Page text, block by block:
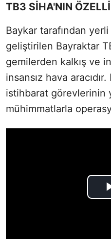
TB3 SİHA'NIN
Baykar tarafından
geliştirilen Bayraktar
gemilerden kalkış ve
insansız hava
istihbarat görevlerinin
mühimmatlarla